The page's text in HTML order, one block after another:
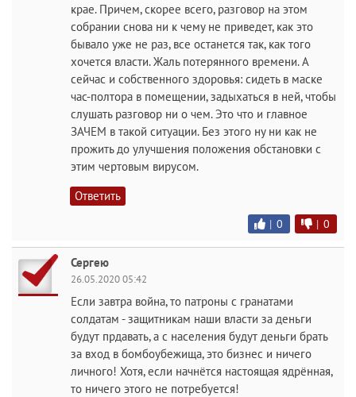
крае. Причем, скорее всего, разговор на этом
собрании снова ни к чему не приведет, как это
бывало уже не раз, все останется так, как того
хочется власти. Жаль потерянного времени. А
сейчас и собственного здоровья: сидеть в маске
час-полтора в помещении, задыхаться в ней, чтобы
слушать разговор ни о чем. Это что и главное
ЗАЧЕМ в такой ситуации. Без этого ну ни как не
прожить до улучшения положения обстановки с
этим чертовым вирусом.
Ответить
| 0 | 0
Сергею
26.05.2020 05:42
Если завтра война, то патроны с гранатами
солдатам - защитникам наши власти за деньги
будут прдавать, а с населения будут деньги брать
за вход в бомбоубежища, это бизнес и ничего
личного! Хотя, если начнётся настоящая ядрённая,
то ничего этого не потребуется!